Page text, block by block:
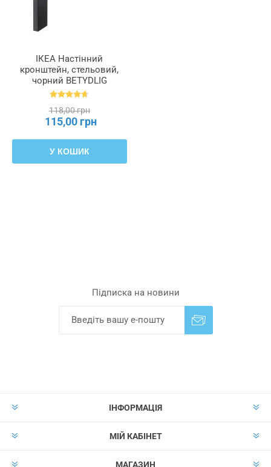
ІКЕА Настінний
кронштейн, стельовий,
чорний BETYDLIG
БЕТІДЛІГ, 602.172.28
118,00 грн
115,00 грн
У КОШИК
Підписка на новини
ІНФОРМАЦІЯ
МІЙ КАБІНЕТ
МАГАЗИН